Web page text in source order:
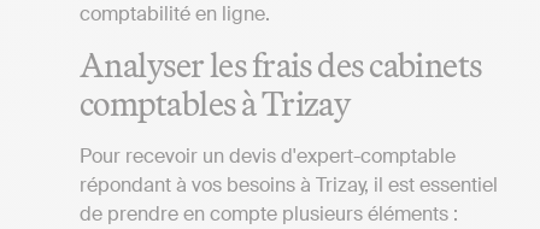
comptabilité en ligne.
Analyser les frais des cabinets
comptables à Trizay
Pour recevoir un devis d'expert-comptable
répondant à vos besoins à Trizay, il est essentiel
de prendre en compte plusieurs éléments :